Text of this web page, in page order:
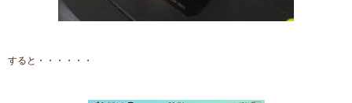
すると・・・・・・